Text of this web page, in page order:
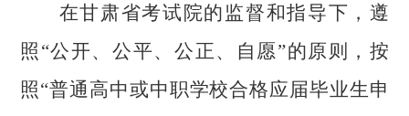
在甘肃省考试院的监督和指导下，遵
照“公开、公平、公正、自愿”的原则，按
照“普通高中或中职学校合格应届毕业生申